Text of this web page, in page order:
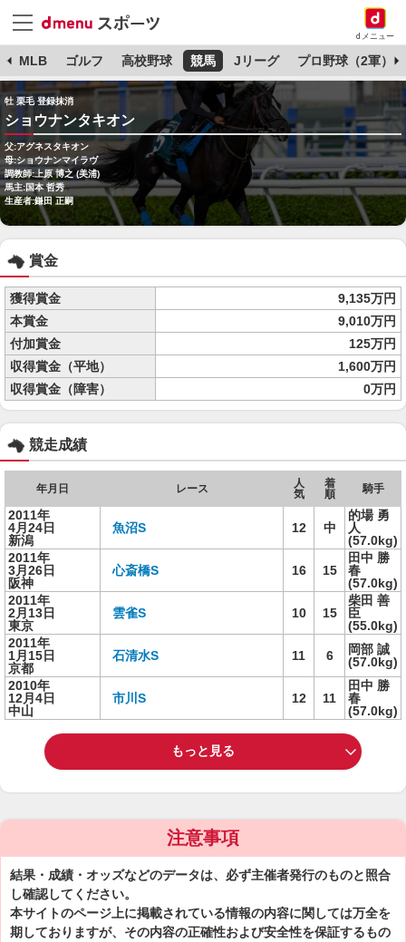
dメニュー
MLB ゴルフ 高校野球 競馬 Jリーグ プロ野球（2軍）
牡 栗毛 登録抹消
ショウナンタキオン
父:アグネスタキオン
母:ショウナンマイラヴ
調教師:上原 博之 (美浦)
馬主:国本 哲秀
生産者:鎌田 正嗣
賞金
獲得賞金
9,135万円
本賞金
9,010万円
付加賞金
125万円
収得賞金（平地）
1,600万円
収得賞金（障害）
0万円
競走成績
年月日 レース
人
気
着
順
騎手
2011年
4月24日
新潟
魚沼S 12 中
的場 勇
人
(57.0kg)
2011年
3月26日
阪神
心斎橋S 16 15
田中 勝
春
(57.0kg)
2011年
2月13日
東京
雲雀S 10 15
柴田 善
臣
(55.0kg)
2011年
1月15日
京都
石清水S 11 6
岡部 誠
(57.0kg)
2010年
12月4日
中山
市川S 12 11
田中 勝
春
(57.0kg)
もっと見る
注意事項
結果・成績・オッズなどのデータは、必ず主催者発行のものと照合
し確認してください。
本サイトのページ上に掲載されている情報の内容に関しては万全を
期しておりますが、その内容の正確性および安全性を保証するもの